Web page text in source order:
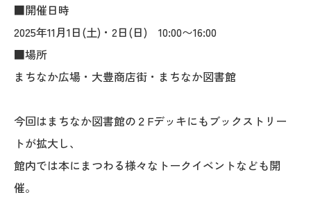
■開催日時
2025年11月1日(土)・2日(日) 10:00〜16:00
■場所
まちなか広場・大豊商店街・まちなか図書館
今回はまちなか図書館の２Fデッキにもブックストリー
トが拡大し、
館内では本にまつわる様々なトークイベントなども開
催。